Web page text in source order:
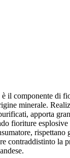
il componente di
minerale.
apporta
fioriture
rispettano
contraddistinto la